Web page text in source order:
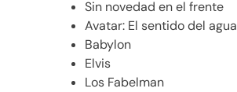
Sin novedad en el frente
Avatar: El sentido del agua
Babylon
Elvis
Los Fabelman